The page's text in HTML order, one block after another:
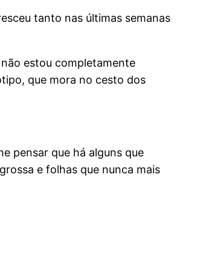
tanto nas últimas semanas
estou completamente
que mora no cesto dos
pensar que há alguns que
e folhas que nunca mais